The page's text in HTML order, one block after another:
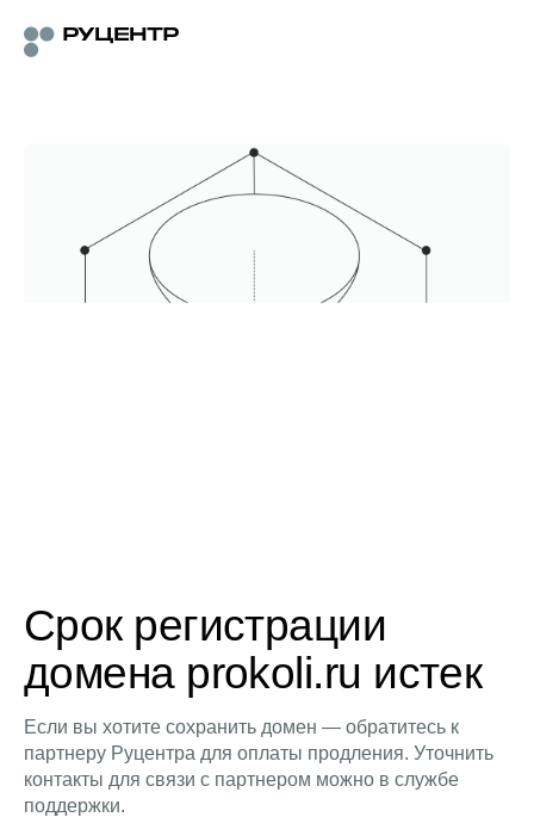
Срок регистрации
домена prokoli.ru истек
Если вы хотите сохранить домен — обратитесь к
партнеру Руцентра для оплаты продления. Уточнить
контакты для связи с партнером можно в службе
поддержки.